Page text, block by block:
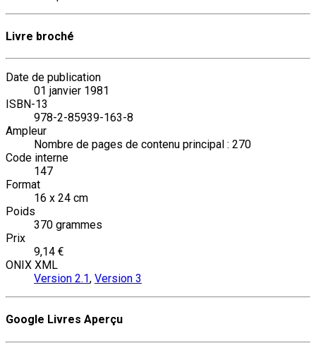
Livre broché
Date de publication
01 janvier 1981
ISBN-13
978-2-85939-163-8
Ampleur
Nombre de pages de contenu principal : 270
Code interne
147
Format
16 x 24 cm
Poids
370 grammes
Prix
9,14 €
ONIX XML
Version 2.1, Version 3
Google Livres Aperçu